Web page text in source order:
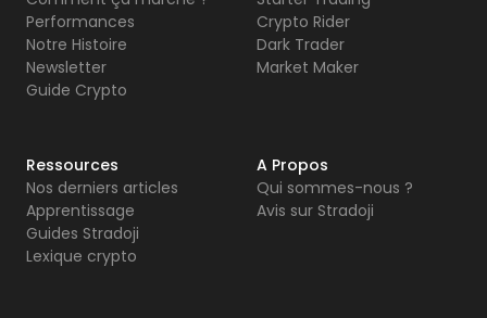
Performances
Notre Histoire
Newsletter
Guide Crypto
Crypto Rider
Dark Trader
Market Maker
Ressources
Nos derniers articles
Apprentissage
Guides Stradoji
Lexique crypto
A Propos
Qui sommes-nous ?
Avis sur Stradoji